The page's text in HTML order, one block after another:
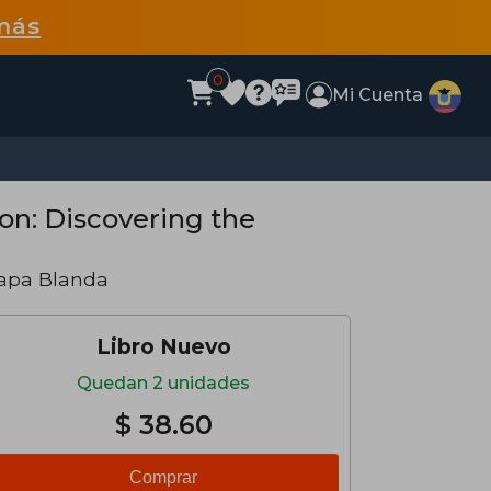
0
Mi Cuenta
Discovering the
Blanda
Libro Nuevo
Quedan 2 unidades
$ 38.60
Comprar